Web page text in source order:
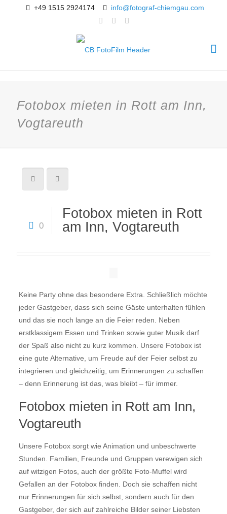
+49 1515 2924174 info@fotograf-chiemgau.com
Fotobox mieten in Rott am Inn,
Vogtareuth
0
Fotobox mieten in Rott
am Inn, Vogtareuth
Keine Party ohne das besondere Extra. Schließlich möchte
jeder Gastgeber, dass sich seine Gäste unterhalten fühlen
und das sie noch lange an die Feier reden. Neben
erstklassigem Essen und Trinken sowie guter Musik darf
der Spaß also nicht zu kurz kommen. Unsere Fotobox ist
eine gute Alternative, um Freude auf der Feier selbst zu
integrieren und gleichzeitig, um Erinnerungen zu schaffen
– denn Erinnerung ist das, was bleibt – für immer.
Fotobox mieten in Rott am Inn,
Vogtareuth
Unsere Fotobox sorgt wie Animation und unbeschwerte
Stunden. Familien, Freunde und Gruppen verewigen sich
auf witzigen Fotos, auch der größte Foto-Muffel wird
Gefallen an der Fotobox finden. Doch sie schaffen nicht
nur Erinnerungen für sich selbst, sondern auch für den
Gastgeber, der sich auf zahlreiche Bilder seiner Liebsten